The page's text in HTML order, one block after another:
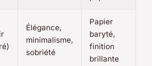
Élégance,
minimalisme,
sobriété
Papier
baryté,
finition
brillante